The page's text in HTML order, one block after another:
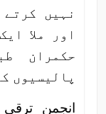
نہیں
اور ملا
حکمران
پالیسیوں
انجمن